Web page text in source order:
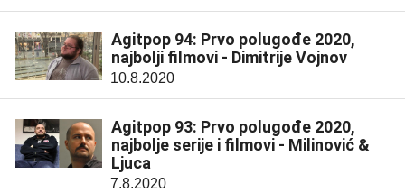
Agitpop 94: Prvo polugođe 2020,
najbolji filmovi - Dimitrije Vojnov
10.8.2020
Agitpop 93: Prvo polugođe 2020,
najbolje serije i filmovi - Milinović &
Ljuca
7.8.2020